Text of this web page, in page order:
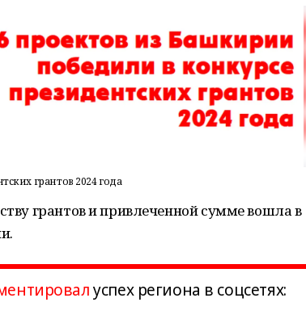
грантов 2024 года
грантов и привлеченной сумме вошла в
успех региона в соцсетях: